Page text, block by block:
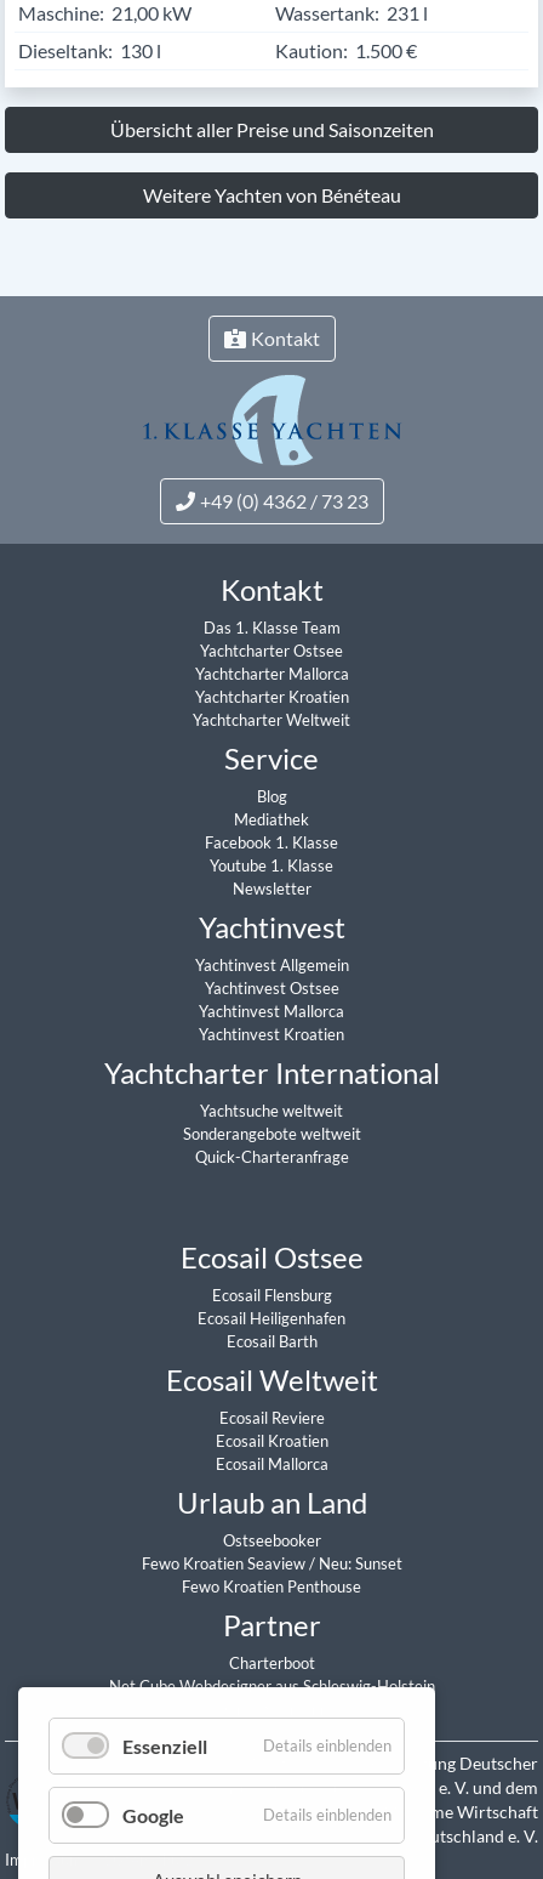
Maschine: 21,00 kW Wassertank: 231 l
Dieseltank: 130 l Kaution: 1.500 €
Übersicht aller Preise und Saisonzeiten
Weitere Yachten von Bénéteau
Kontakt
+49 (0) 4362 / 73 23
Kontakt
Das 1. Klasse Team
Yachtcharter Ostsee
Yachtcharter Mallorca
Yachtcharter Kroatien
Yachtcharter Weltweit
Service
Blog
Mediathek
Facebook 1. Klasse
Youtube 1. Klasse
Newsletter
Yachtinvest
Yachtinvest Allgemein
Yachtinvest Ostsee
Yachtinvest Mallorca
Yachtinvest Kroatien
Yachtcharter International
Yachtsuche weltweit
Sonderangebote weltweit
Quick-Charteranfrage
Ecosail Ostsee
Ecosail Flensburg
Ecosail Heiligenhafen
Ecosail Barth
Ecosail Weltweit
Ecosail Reviere
Ecosail Kroatien
Ecosail Mallorca
Urlaub an Land
Ostseebooker
Fewo Kroatien Seaview/ Neu: Sunset
Fewo Kroatien Penthouse
Partner
Charterboot
Net Cube Webdesigner aus Schleswig-Holstein
Mitglied in der Vereinigung Deutscher
Yacht-Charterunternehmen e. V. und dem
Verband Maritime Wirtschaft
Deutschland e. V.
Impressum Datenschutz
Essenziell Details einblenden
Google Details einblenden